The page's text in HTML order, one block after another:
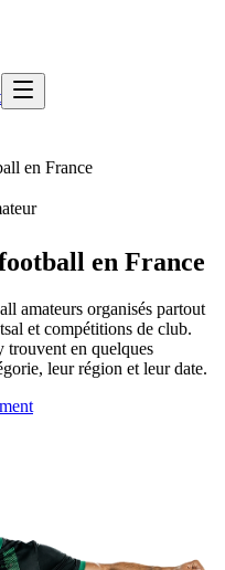
en France
en France
amateurs organisés partout
et compétitions de club.
trouvent en quelques
leur région et leur date.